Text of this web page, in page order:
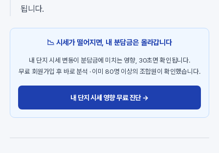
됩니다.
📉 시세가 떨어지면, 내 분담금은 올라갑니다
내 단지 시세 변동이 분담금에 미치는 영향, 30초면 확인됩니다.
무료 회원가입 후 바로 분석 · 이미 80명 이상의 조합원이 확인했습니다.
내 단지 시세 영향 무료 진단 →